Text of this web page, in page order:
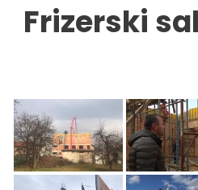
Frizerski